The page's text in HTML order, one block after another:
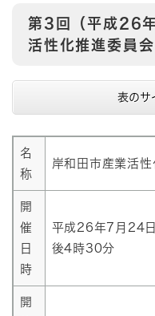
第3回（平成26
活性化推進委員会
表のサ
名
称
岸和田市産業活
開
催
日
時
平成26年7月24
後4時30分
開